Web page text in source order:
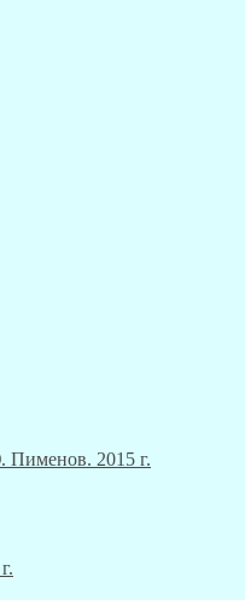
Пименов. 2015 г.